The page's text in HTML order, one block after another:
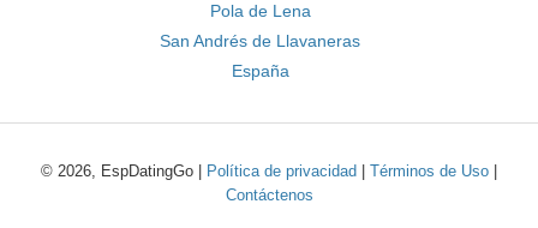
Pola de Lena
San Andrés de Llavaneras
España
© 2026, EspDatingGo | Política de privacidad Términos de Uso
Contáctenos